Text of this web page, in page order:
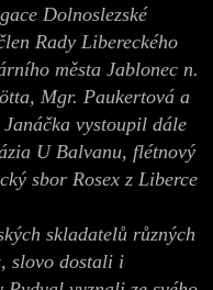
Dolnoslezské
Rady Libereckého
města Jablonec n.
Mgr. Paukertová a
vystoupil dále
U Balvanu, flétnový
sbor Rosex z Liberce
skladatelů různých
slovo dostali i